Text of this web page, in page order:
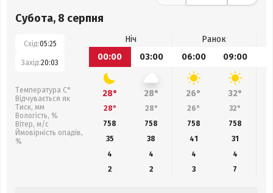
Субота, 8 серпня
Схід:05:25
Захід:20:03
Температура С°
Відчувається як
Тиск, мм
Вологість, %
Вітер, м/с
Ймовірність опадів,
%
Ніч
Ранок
00:00
03:00 06:00 09:00
28° 28° 26° 32°
28° 28° 26° 32°
758
758 758 758
35
38 41 31
4
4 4
4
2
2 3 7